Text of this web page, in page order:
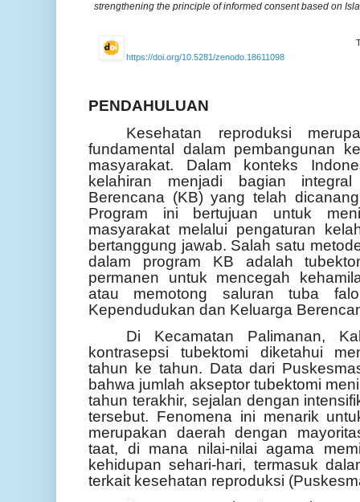
strengthening the principle of informed consent based on
https://doi.org/10.5281/zenodo.18611098
PENDAHULUAN
Kesehatan reproduksi
fundamental dalam pembangunan
masyarakat. Dalam konteks
kelahiran menjadi bagian
Berencana (KB) yang telah
Program ini bertujuan untuk
masyarakat melalui pengaturan
bertanggung jawab. Salah satu
dalam program KB adalah
permanen untuk mencegah
atau memotong saluran tuba
Kependudukan dan Keluarga
Di Kecamatan Palimanan,
kontrasepsi tubektomi diketahui
tahun ke tahun. Data dari
bahwa jumlah akseptor tubektomi
tahun terakhir, sejalan dengan
tersebut. Fenomena ini menarik
merupakan daerah dengan
taat, di mana nilai-nilai agama
kehidupan sehari-hari, termasuk
terkait kesehatan reproduksi